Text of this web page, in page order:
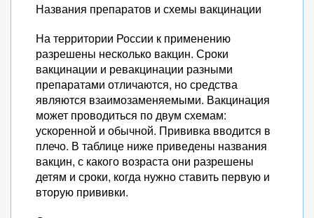
Названия препаратов и схемы вакцинации
На территории России к применению
разрешены несколько вакцин. Сроки
вакцинации и ревакцинации разными
препаратами отличаются, но средства
являются взаимозаменяемыми. Вакцинация
может проводиться по двум схемам:
ускоренной и обычной. Прививка вводится в
плечо. В таблице ниже приведены названия
вакцин, с какого возраста они разрешены
детям и сроки, когда нужно ставить первую и
вторую прививки.